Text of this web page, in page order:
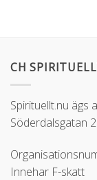
CH
Spirituellt.nu ägs
Söderdalsgatan
Innehar F-skatt